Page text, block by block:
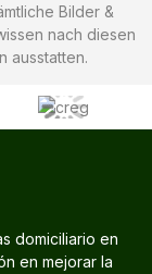
Bilder &
nach diesen
ausstatten.
domiciliario en
en mejorar la